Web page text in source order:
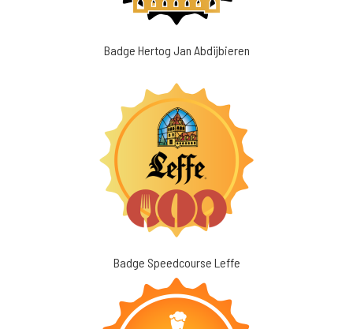
Badge Hertog Jan Abdijbieren
Badge Speedcourse Leffe